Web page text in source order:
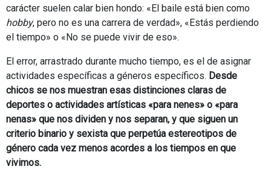
carácter suelen calar bien hondo: «El baile está bien como
hobby, pero no es una carrera de verdad», «Estás perdiendo
el tiempo» o «No se puede vivir de eso».
El error, arrastrado durante mucho tiempo, es el de asignar
actividades específicas a géneros específicos. Desde
chicos se nos muestran esas distinciones claras de
deportes o actividades artísticas «para nenes» o «para
nenas» que nos dividen y nos separan, y que siguen un
criterio binario y sexista que perpetúa estereotipos de
género cada vez menos acordes a los tiempos en que
vivimos.